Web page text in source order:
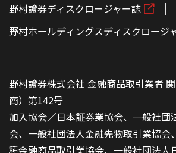
野村證券ディスクロージャー誌
野村ホールディングスディスクロージ
野村證券株式会社 金融商品取引業者
商）第142号
加入協会／日本証券業協会、一般社団
会、一般社団法人金融先物取引業協会